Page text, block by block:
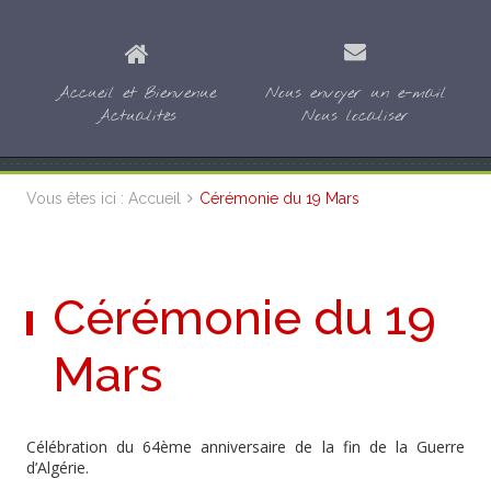
Accueil et Bienvenue
Actualités
Nous envoyer un e-mail
Nous localiser
Vous êtes ici : Accueil Cérémonie du 19 Mars
Cérémonie du 19
Mars
Célébration du 64ème anniversaire de la fin de la Guerre
d’Algérie.